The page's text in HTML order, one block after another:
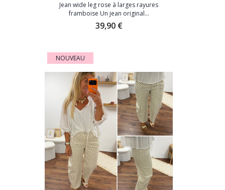
Jean wide leg rose à larges rayures
framboise Un jean original...
Prix
39,90 €
NOUVEAU